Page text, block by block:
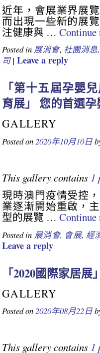
近年，會展業界展
而出現一些新的展
注健康與 …
Posted in 展消會, 社團消息
司| Leave a reply
「第十五屆孕嬰
育展」 您的首選
GALLERY
Posted on 2020年10月10日
This gallery contains 1
現時澳門疫情受控
業逐漸開始重啟，
型的展覽 …
Posted in 展消會, 會展, 經
Leave a reply
「2020國際家居
GALLERY
Posted on2020年08月22日
This gallery contains 1